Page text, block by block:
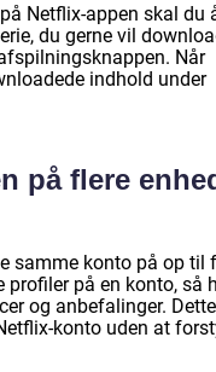
Netflix-appen skal du
du gerne vil
Når
indhold under
på flere
samme konto på op til
profiler på en konto, så
og anbefalinger.
konto uden at